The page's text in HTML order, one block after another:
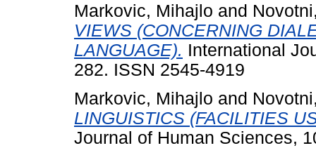
Markovic, Mihajlo and
VIEWS (CONCERNING
LANGUAGE). International
282. ISSN 2545-4919
Markovic, Mihajlo and
LINGUISTICS (FACILITIES
Journal of Human Sciences,